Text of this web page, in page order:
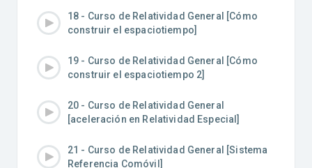
18 - Curso de Relatividad General [Cómo
construir el espaciotiempo]
19 - Curso de Relatividad General [Cómo
construir el espaciotiempo 2]
20 - Curso de Relatividad General
[aceleración en Relatividad Especial]
21 - Curso de Relatividad General [Sistema
Referencia Comóvil]